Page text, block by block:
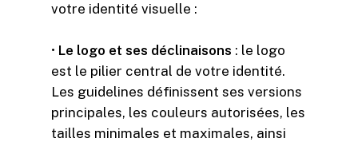
votre identité visuelle :
• Le logo et ses déclinaisons : le logo
est le pilier central de votre identité.
Les guidelines définissent ses versions
principales, les couleurs autorisées, les
tailles minimales et maximales, ainsi